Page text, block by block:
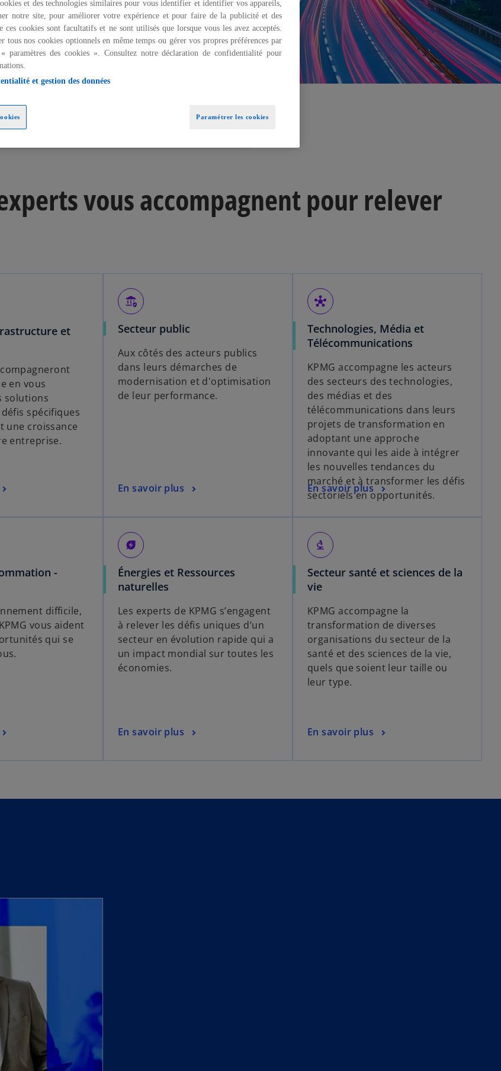
vous accompagnent pour relever
et
en vous
solutions
spécifiques
une croissance
entreprise.
-
difficile,
vous aident
qui se
assured_workload
Secteur public
Aux côtés des acteurs publics
dans leurs démarches de
modernisation et d'optimisation
de leur performance.
En savoir plus
energy_savings_leaf
Énergies et Ressources
naturelles
Les experts de KPMG s’engagent
à relever les défis uniques d’un
secteur en évolution rapide qui a
un impact mondial sur toutes les
économies.
En savoir plus
hub
Technologies, Média et
Télécommunications
KPMG accompagne les acteurs
des secteurs des technologies,
des médias et des
télécommunications dans leurs
projets de transformation en
adoptant une approche
innovante qui les aide à intégrer
les nouvelles tendances du
marché et à transformer les défis
sectoriels en opportunités.
En savoir plus
biotech
Secteur santé et sciences de la
vie
KPMG accompagne la
transformation de diverses
organisations du secteur de la
santé et des sciences de la vie,
quels que soient leur taille ou
leur type.
En savoir plus
et des technologies similaires pour vous identifier et identifier vos appareils,
notre site, pour améliorer votre expérience et pour faire de la publicité et des
ces cookies sont facultatifs et ne sont utilisés que lorsque vous les avez acceptés.
tous nos cookies optionnels en même temps ou gérer vos propres préférences par
paramètres des cookies ». Consultez notre déclaration de confidentialité pour
et gestion des données
Paramétrer les cookies